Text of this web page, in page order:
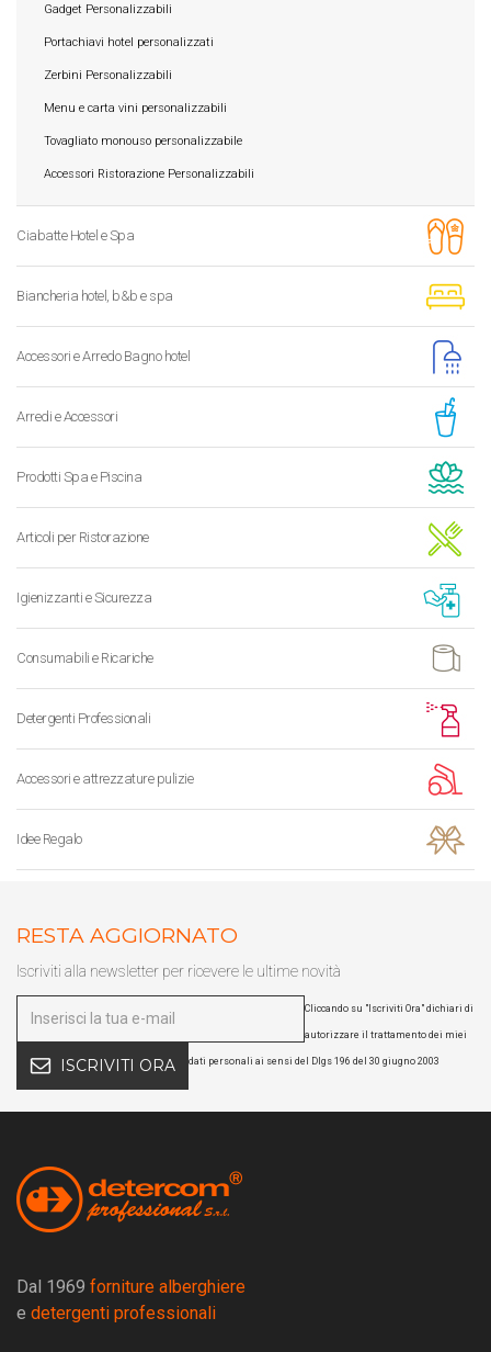
Gadget Personalizzabili
Portachiavi hotel personalizzati
Zerbini Personalizzabili
Menu e carta vini personalizzabili
Tovagliato monouso personalizzabile
Accessori Ristorazione Personalizzabili
Ciabatte Hotel e Spa
Biancheria hotel, b&b e spa
Accessori e Arredo Bagno hotel
Arredi e Accessori
Prodotti Spa e Piscina
Articoli per Ristorazione
Igienizzanti e Sicurezza
Consumabili e Ricariche
Detergenti Professionali
Accessori e attrezzature pulizie
Idee Regalo
RESTA AGGIORNATO
Iscriviti alla newsletter per ricevere le ultime novità
ISCRIVITI ORA
Cliccando su "Iscriviti Ora" dichiari di
autorizzare il trattamento dei miei
dati personali ai sensi del Dlgs 196 del 30 giugno 2003
Dal 1969 forniture alberghiere
e detergenti professionali